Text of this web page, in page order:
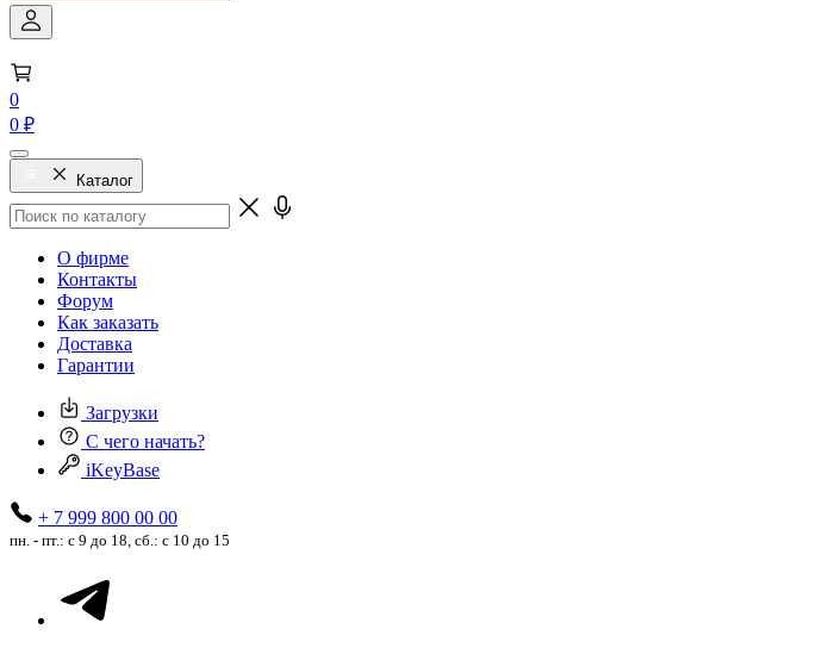
0
0 ₽
Каталог
О фирме
Контакты
Форум
Как заказать
Доставка
Гарантии
Загрузки
С чего начать?
iKeyBase
+ 7 999 800 00 00
пн. - пт.: с 9 до 18, сб.: с 10 до 15